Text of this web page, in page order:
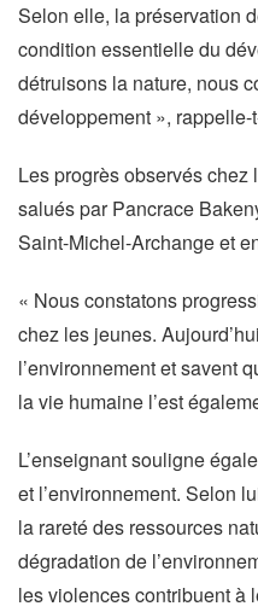
Selon elle, la préservation
condition essentielle du
détruisons la nature, nous
développement », rappelle-
Les progrès observés
salués par Pancrace
Saint-Michel-Archange et
« Nous constatons
chez les jeunes.
l’environnement et savent
la vie humaine l’est
L’enseignant souligne
et l’environnement. Selon
la rareté des ressources
dégradation de
les violences contribuent à